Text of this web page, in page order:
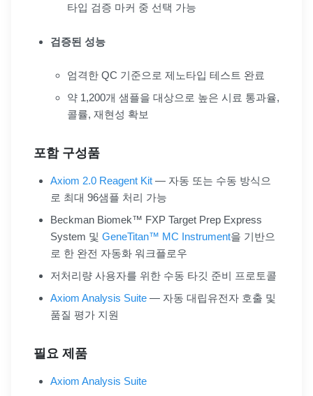
타입 검증 마커 중 선택 가능
검증된 성능
엄격한 QC 기준으로 제노타입 테스트 완료
약 1,200개 샘플을 대상으로 높은 시료 통과율,
콜률, 재현성 확보
포함 구성품
Axiom 2.0 Reagent Kit — 자동 또는 수동 방식으
로 최대 96샘플 처리 가능
Beckman Biomek™ FXP Target Prep Express
System 및 GeneTitan™ MC Instrument을 기반으
로 한 완전 자동화 워크플로우
저처리량 사용자를 위한 수동 타깃 준비 프로토콜
Axiom Analysis Suite — 자동 대립유전자 호출 및
품질 평가 지원
필요 제품
Axiom Analysis Suite